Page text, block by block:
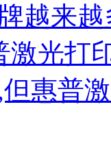
越来
激光打
惠普